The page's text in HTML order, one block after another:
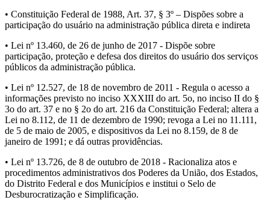
• Constituição Federal de 1988, Art. 37, § 3º – Dispões sobre a
participação do usuário na administração pública direta e indireta
• Lei nº 13.460, de 26 de junho de 2017 - Dispõe sobre
participação, proteção e defesa dos direitos do usuário dos serviços
públicos da administração pública.
• Lei nº 12.527, de 18 de novembro de 2011 - Regula o acesso a
informações previsto no inciso XXXIII do art. 5o, no inciso II do §
3o do art. 37 e no § 2o do art. 216 da Constituição Federal; altera a
Lei no 8.112, de 11 de dezembro de 1990; revoga a Lei no 11.111,
de 5 de maio de 2005, e dispositivos da Lei no 8.159, de 8 de
janeiro de 1991; e dá outras providências.
• Lei nº 13.726, de 8 de outubro de 2018 - Racionaliza atos e
procedimentos administrativos dos Poderes da União, dos Estados,
do Distrito Federal e dos Municípios e institui o Selo de
Desburocratização e Simplificação.